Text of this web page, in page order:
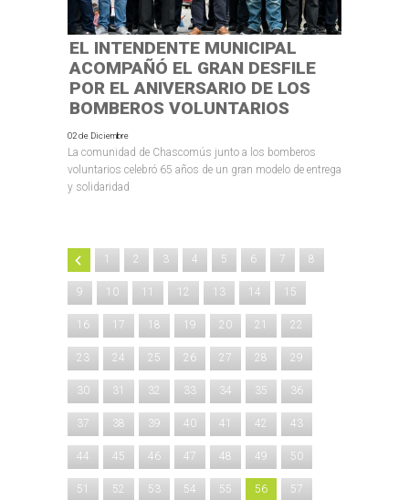
EL INTENDENTE MUNICIPAL
ACOMPAÑÓ EL GRAN DESFILE
POR EL ANIVERSARIO DE LOS
BOMBEROS VOLUNTARIOS
02 de Diciembre
La comunidad de Chascomús junto a los bomberos
voluntarios celebró 65 años de un gran modelo de entrega
y solidaridad
1 2 3 4 5 6 7 8
9 10 11 12 13 14 15
16 17 18 19 20 21 22
23 24 25 26 27 28 29
30 31 32 33 34 35 36
37 38 39 40 41 42 43
44 45 46 47 48 49 50
51 52 53 54 55 56 57